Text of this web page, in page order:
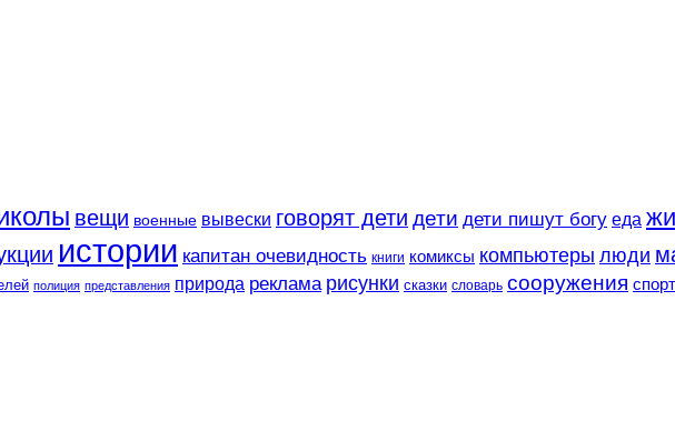
вещи военные вывески говорят дети дети дети пишут богу еда
истории капитан очевидность книги комиксы компьютеры люди
полиция представления природа реклама рисунки сказки словарь сооружения спорт